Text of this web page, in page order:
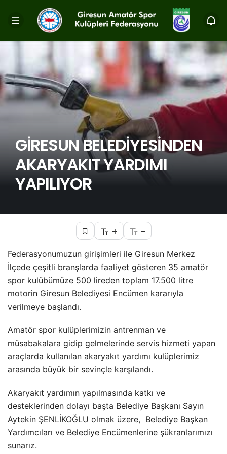
GİRESUN BELEDİYESİNDEN
AKARYAKIT YARDIMI
YAPILIYOR
+ -
Federasyonumuzun girişimleri ile Giresun Merkez
İlçede çeşitli branşlarda faaliyet gösteren 35 amatör
spor kulübümüze 500 lireden toplam 17.500 litre
motorin Giresun Belediyesi Encümen kararıyla
verilmeye başlandı.
Amatör spor kulüplerimizin antrenman ve
müsabakalara gidip gelmelerinde servis hizmeti yapan
araçlarda kullanılan akaryakıt yardımı kulüplerimiz
arasında büyük bir sevinçle karşılandı.
Akaryakıt yardımın yapılmasında katkı ve
desteklerinden dolayı başta Belediye Başkanı Sayın
Aytekin ŞENLİKOĞLU olmak üzere, Belediye Başkan
Yardımcıları ve Belediye Encümenlerine şükranlarımızı
sunarız.